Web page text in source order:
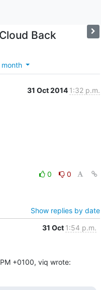
Back
month
31 Oct 2014 1:32 p.m.
0
0
Show replies by date
31 Oct 1:54 p.m.
+0100, viq wrote: